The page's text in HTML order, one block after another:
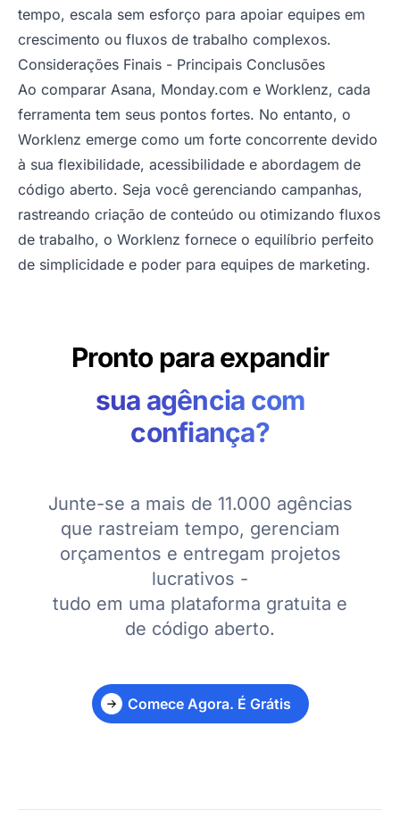
tempo, escala sem esforço para apoiar equipes em
crescimento ou fluxos de trabalho complexos.
Considerações Finais - Principais Conclusões
Ao comparar Asana, Monday.com e Worklenz, cada
ferramenta tem seus pontos fortes. No entanto, o
Worklenz emerge como um forte concorrente devido
à sua flexibilidade, acessibilidade e abordagem de
código aberto. Seja você gerenciando campanhas,
rastreando criação de conteúdo ou otimizando fluxos
de trabalho, o Worklenz fornece o equilíbrio perfeito
de simplicidade e poder para equipes de marketing.
Pronto para expandir
sua agência com
confiança?
Junte-se a mais de 11.000 agências
que rastreiam tempo, gerenciam
orçamentos e entregam projetos
lucrativos -
tudo em uma plataforma gratuita e
de código aberto.
Comece Agora. É Grátis